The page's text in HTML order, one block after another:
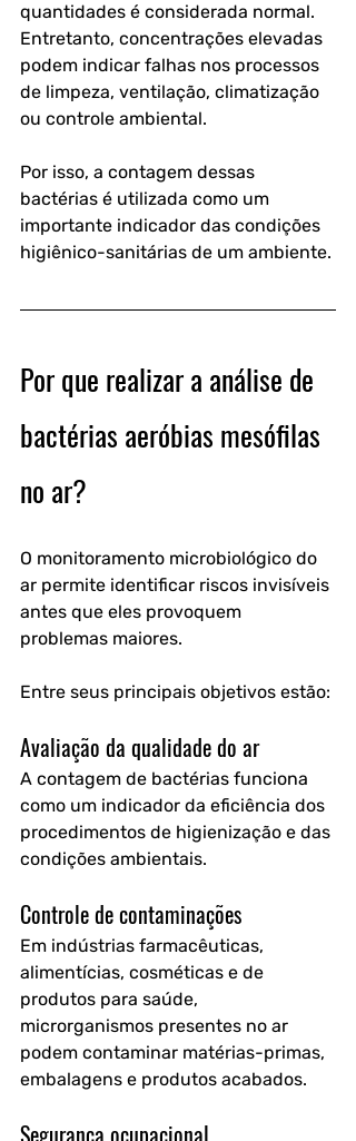
quantidades é considerada normal.
Entretanto, concentrações elevadas
podem indicar falhas nos processos
de limpeza, ventilação, climatização
ou controle ambiental.
Por isso, a contagem dessas
bactérias é utilizada como um
importante indicador das condições
higiênico-sanitárias de um ambiente.
Por que realizar a análise de
bactérias aeróbias mesófilas
no ar?
O monitoramento microbiológico do
ar permite identificar riscos invisíveis
antes que eles provoquem
problemas maiores.
Entre seus principais objetivos estão:
Avaliação da qualidade do ar
A contagem de bactérias funciona
como um indicador da eficiência dos
procedimentos de higienização e das
condições ambientais.
Controle de contaminações
Em indústrias farmacêuticas,
alimentícias, cosméticas e de
produtos para saúde,
microrganismos presentes no ar
podem contaminar matérias-primas,
embalagens e produtos acabados.
Segurança ocupacional